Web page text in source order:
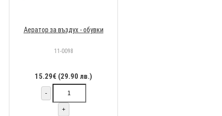
Аератор за въздух - обувки
11-0098
15.29€ (29.90 лв.)
-
+